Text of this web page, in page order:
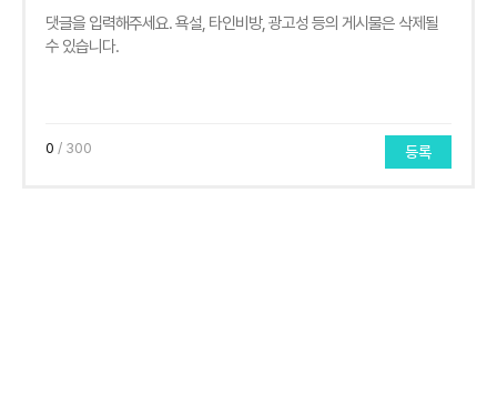
0 / 300 등록